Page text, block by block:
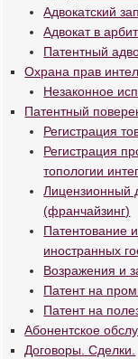
Адвокатский
Адвокат в
Патентный
Охрана прав
Незаконное
Патентный
Регистрация
Регистрация
топологии
Лицензионный
(франчайзинг)
Патентование
иностранных
Возражения и
Патент на
Патент на
Абонентское
Договоры. Сделки.